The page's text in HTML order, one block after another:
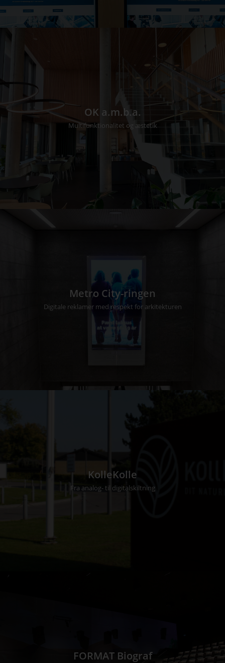
OK a.m.b.a.
Multifunktionalitet og æstetik
Metro City-ringen
Digitale reklamer med respekt for arkitekturen
KolleKolle
Fra analog- til digitalskiltning
FORMAT Biograf